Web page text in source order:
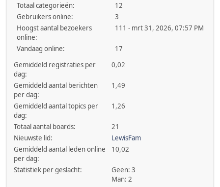
Totaal categorieën:
12
Gebruikers online:
3
Hoogst aantal bezoekers
online:
111 - mrt 31, 2026, 07:57 PM
Vandaag online:
17
Gemiddeld registraties per
dag:
0,02
Gemiddeld aantal berichten
per dag:
1,49
Gemiddeld aantal topics per
dag:
1,26
Totaal aantal boards:
21
Nieuwste lid:
LewisFam
Gemiddeld aantal leden online
per dag:
10,02
Statistiek per geslacht:
Geen: 3
Man: 2